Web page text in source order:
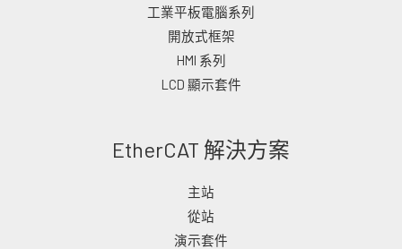
工業平板電腦系列
開放式框架
HMI 系列
LCD 顯示套件
EtherCAT 解決方案
主站
從站
演示套件